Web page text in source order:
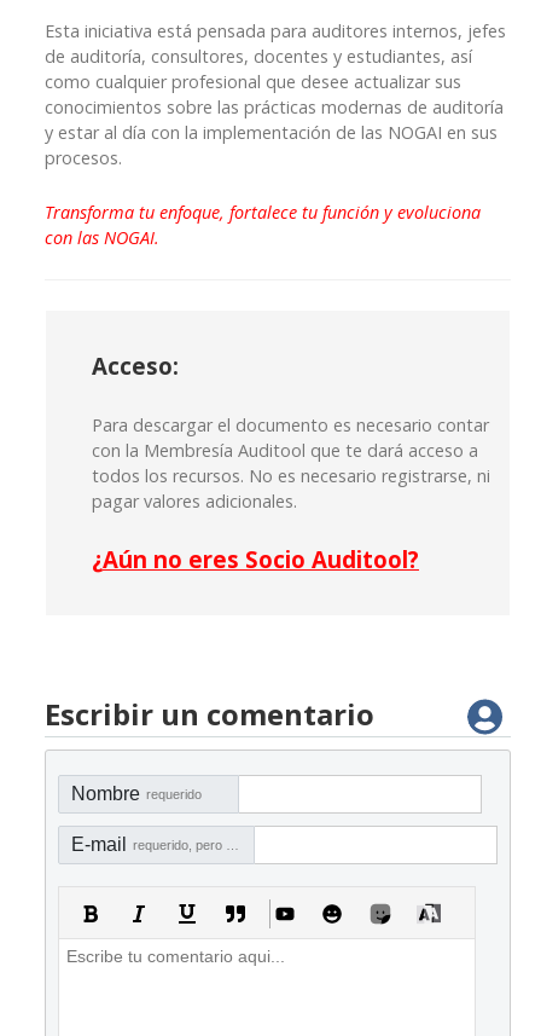
Esta iniciativa está pensada para auditores internos, jefes
de auditoría, consultores, docentes y estudiantes, así
como cualquier profesional que desee actualizar sus
conocimientos sobre las prácticas modernas de auditoría
y estar al día con la implementación de las NOGAI en sus
procesos.
Transforma tu enfoque, fortalece tu función y evoluciona
con las NOGAI.
Acceso:
Para descargar el documento es necesario contar
con la Membresía Auditool que te dará acceso a
todos los recursos. No es necesario registrarse, ni
pagar valores adicionales.
¿Aún no eres Socio Auditool?
Escribir un comentario
Nombre requerido
E-mail